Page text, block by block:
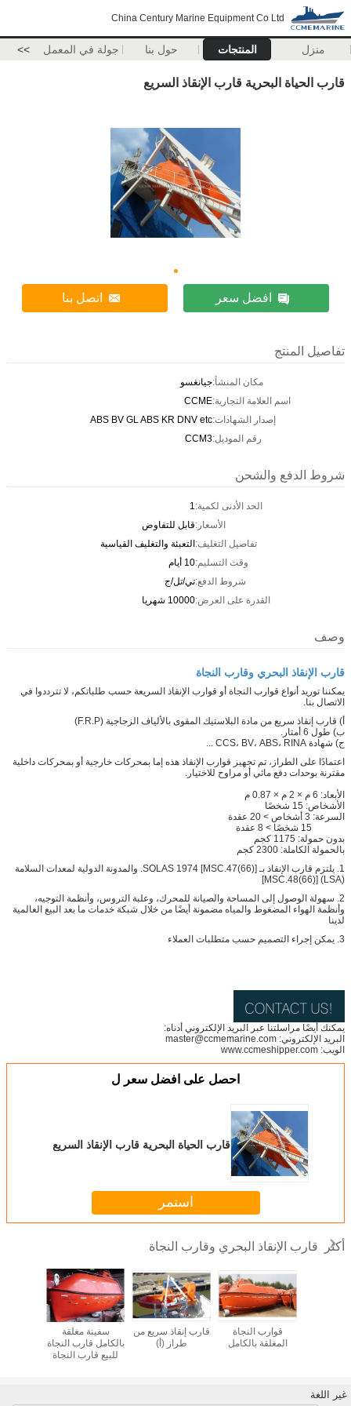
China Century Marine Equipment Co Ltd
منزل المنتجات حول بنا جولة في المعمل >>
قارب الحياة البحرية قارب الإنقاذ السريع
افضل سعر اتصل بنا
تفاصيل المنتج
مكان المنشأ:جيانغسو
اسم العلامة التجارية:CCME
إصدار الشهادات:ABS BV GL ABS KR DNV etc
رقم الموديل:CCM3
شروط الدفع والشحن
الحد الأدنى لكمية:1
الأسعار:قابل للتفاوض
تفاصيل التغليف:التعبئة والتغليف القياسية
وقت التسليم:10 أيام
شروط الدفع:تي/تل/ج
القدرة على العرض:10000 شهريا
وصف
قارب الإنقاذ البحري وقارب النجاة
يمكننا توريد أنواع قوارب النجاة أو قوارب الإنقاذ السريعة حسب طلباتكم، لا تترددوا في
الاتصال بنا.
أ) قارب إنقاذ سريع من مادة البلاستيك المقوى بالألياف الزجاجية (F.R.P)
ب) طول 6 أمتار.
ج) شهادة CCS، BV، ABS، RINA ...
اعتمادًا على الطراز، تم تجهيز قوارب الإنقاذ هذه إما بمحركات خارجية أو بمحركات داخلية
مقترنة بوحدات دفع مائي أو مراوح للاختيار.
الأبعاد: 6 م × 2 م × 0.87 م
الأشخاص: 15 شخصًا
السرعة: 3 أشخاص > 20 عقدة
بدون حمولة: 1175 كجم
بالحمولة الكاملة: 2300 كجم
1. يلتزم قارب الإنقاذ بـ SOLAS 1974 [MSC.47(66)]. والمدونة الدولية لمعدات السلامة
(LSA) [MSC.48(66)]
2. سهولة الوصول إلى المساحة والصيانة للمحرك، وعلبة التروس، وأنظمة التوجيه،
وأنظمة الهواء المضغوط والمياه مضمونة أيضًا من خلال شبكة خدمات ما بعد البيع العالمية
لدينا
3. يمكن إجراء التصميم حسب متطلبات العملاء
يمكنك أيضًا مراسلتنا عبر البريد الإلكتروني أدناه:
البريد الإلكتروني: master@ccmemarine.com
الويب: www.ccmeshipper.com
احصل على افضل سعر ل
قارب الحياة البحرية قارب الإنقاذ السريع
استمر
أكثر قارب الإنقاذ البحري وقارب النجاة
سفينة مغلقة
بالكامل قارب النجاة
للبيع قارب النجاة
قارب إنقاذ سريع من
طراز (أ)
قوارب النجاة
المغلقة بالكامل
غير اللغة